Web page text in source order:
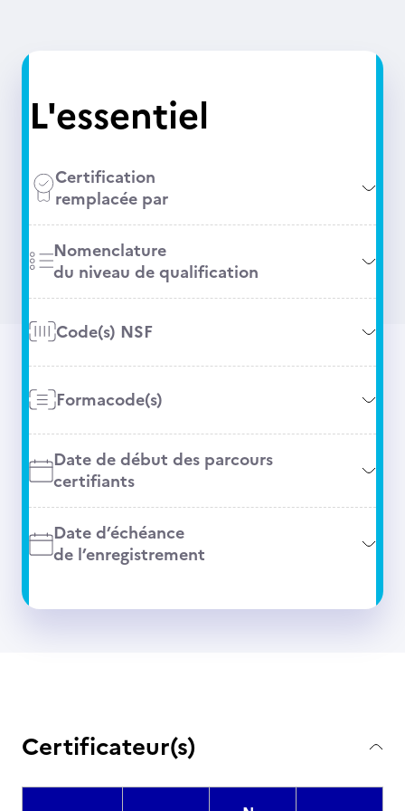
L'essentiel
Certification
remplacée par
Nomenclature
du niveau de qualification
Code(s) NSF
Formacode(s)
Date de début des parcours
certifiants
Date d’échéance
de l’enregistrement
Certificateur(s)